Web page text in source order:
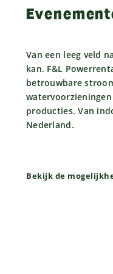
Van een leeg veld
kan. F&L
betrouwbare
producties. Van
Nederland.
Bekijk de